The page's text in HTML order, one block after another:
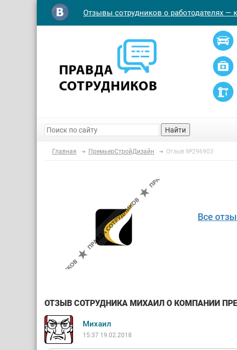
Отзывы сотрудников о работодателях —
Найти
Главная ПремьерСтройДизайн Отзыв №296903
Все
ОТЗЫВ СОТРУДНИКА МИХАИЛ О КОМПАНИИ
Михаил
15:37 19.02.2018